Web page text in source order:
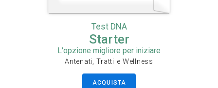
Test DNA
Starter
L'opzione migliore per iniziare
Antenati, Tratti e Wellness
ACQUISTA